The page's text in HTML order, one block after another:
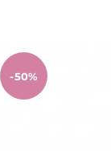
-50%